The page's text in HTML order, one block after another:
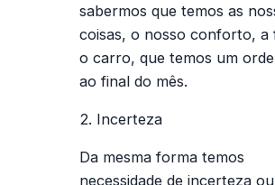
sabermos que temos as
coisas, o nosso conforto, a
o carro, que temos um
ao final do mês.
2. Incerteza
Da mesma forma temos
necessidade de incerteza ou